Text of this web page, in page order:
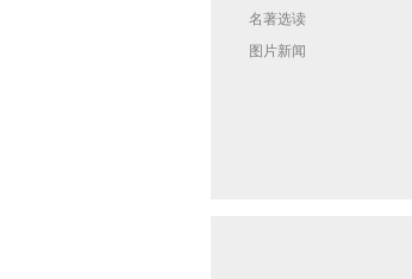
名著选读
图片新闻